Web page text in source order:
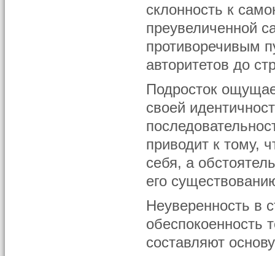
склонность к
преувеличенной
противоречивым
авторитетов до
Подросток
своей
приводит к тому,
себя, а
его
Неуверенность в
обеспокоенность
составляют